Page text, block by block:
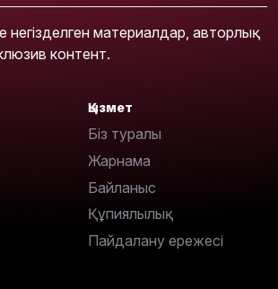
негізделген материалдар, авторлық
контент.
Қызмет
Біз туралы
Жарнама
Байланыс
Құпиялылық
Пайдалану ережесі